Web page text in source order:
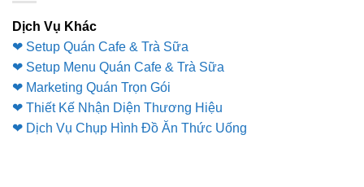
Dịch Vụ Khác
❤ Setup Quán Cafe & Trà Sữa
❤ Setup Menu Quán Cafe & Trà Sữa
❤ Marketing Quán Trọn Gói
❤ Thiết Kế Nhận Diện Thương Hiệu
❤ Dịch Vụ Chụp Hình Đồ Ăn Thức Uống